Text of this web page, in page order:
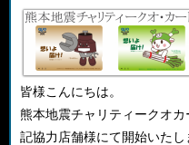
皆様こんにちは。
熊本地震チャリティークオ
記協力店舗様にて開始いたし